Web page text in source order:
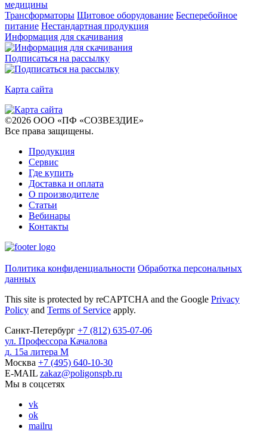
медицины
Трансформаторы Щитовое оборудование Бесперебойное
питание Нестандартная продукция
Информация для скачивания
Подписаться на рассылку
Карта сайта
©2026 ООО «ПФ «СОЗВЕЗДИЕ»
Все права защищены.
Продукция
Сервис
Где купить
Доставка и оплата
О производителе
Статьи
Вебинары
Контакты
Политика конфиденциальности Обработка персональных
данных
This site is protected by reCAPTCHA and the Google Privacy
Policy and Terms of Service apply.
Санкт-Петербург +7 (812) 635-07-06
ул. Профессора Качалова
д. 15а литера М
Москва +7 (495) 640-10-30
E-MAIL zakaz@poligonspb.ru
Мы в соцсетях
vk
ok
mailru